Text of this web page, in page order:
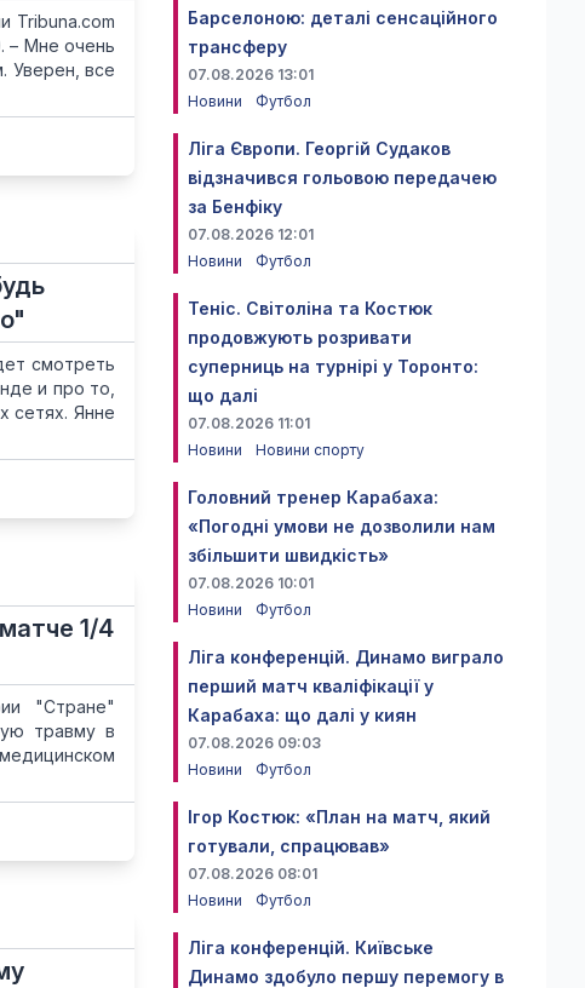
Tribuna.com
– Мне очень
Уверен, все
смотреть
и про то,
сетях. Янне
1/4
"Стране"
травму в
Барселоною: деталі сенсаційного
трансферу
07.08.2026 13:01
Новини
Футбол
Ліга Європи. Георгій Судаков
відзначився гольовою передачею
за Бенфіку
07.08.2026 12:01
Новини
Футбол
Теніс. Світоліна та Костюк
продовжують розривати
суперниць на турнірі у Торонто:
що далі
07.08.2026 11:01
Новини
Новини спорту
Головний тренер Карабаха:
«Погодні умови не дозволили нам
збільшити швидкість»
07.08.2026 10:01
Новини
Футбол
Ліга конференцій. Динамо виграло
перший матч кваліфікації у
Карабаха: що далі у киян
07.08.2026 09:03
Новини
Футбол
Ігор Костюк: «План на матч, який
готували, спрацював»
07.08.2026 08:01
Новини
Футбол
Ліга конференцій. Київське
Динамо здобуло першу перемогу в